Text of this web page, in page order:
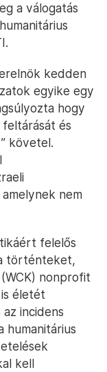
a válogatás
kedden
egyike egy
hogy
és
követel.
nem
felelős
történteket,
nonprofit
életét
incidens
humanitárius
kell